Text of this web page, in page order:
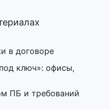
в договоре
ключ»: офисы,
ПБ и требований